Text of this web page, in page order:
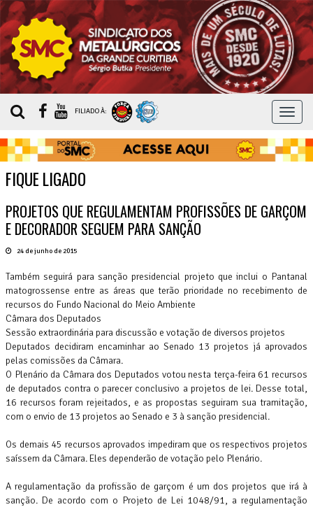
MENU
FILIADO À:
FIQUE LIGADO
PROJETOS QUE REGULAMENTAM PROFISSÕES DE GARÇOM
E DECORADOR SEGUEM PARA SANÇÃO
24 de junho de 2015
Também seguirá para sanção presidencial projeto que inclui o Pantanal
matogrossense entre as áreas que terão prioridade no recebimento de
recursos do Fundo Nacional do Meio Ambiente
Câmara dos Deputados
Sessão extraordinária para discussão e votação de diversos projetos
Deputados decidiram encaminhar ao Senado 13 projetos já aprovados
pelas comissões da Câmara.
O Plenário da Câmara dos Deputados votou nesta terça-feira 61 recursos
de deputados contra o parecer conclusivo a projetos de lei. Desse total,
16 recursos foram rejeitados, e as propostas seguiram sua tramitação,
com o envio de 13 projetos ao Senado e 3 à sanção presidencial.
Os demais 45 recursos aprovados impediram que os respectivos projetos
saíssem da Câmara. Eles dependerão de votação pelo Plenário.
A regulamentação da profissão de garçom é um dos projetos que irá à
sanção. De acordo com o Projeto de Lei 1048/91, a regulamentação